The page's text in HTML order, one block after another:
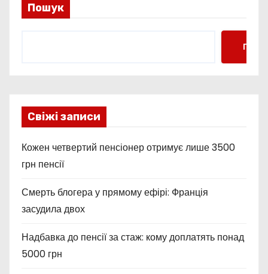
Пошук
Свіжі записи
Кожен четвертий пенсіонер отримує лише 3500
грн пенсії
Смерть блогера у прямому ефірі: Франція
засудила двох
Надбавка до пенсії за стаж: кому доплатять понад
5000 грн